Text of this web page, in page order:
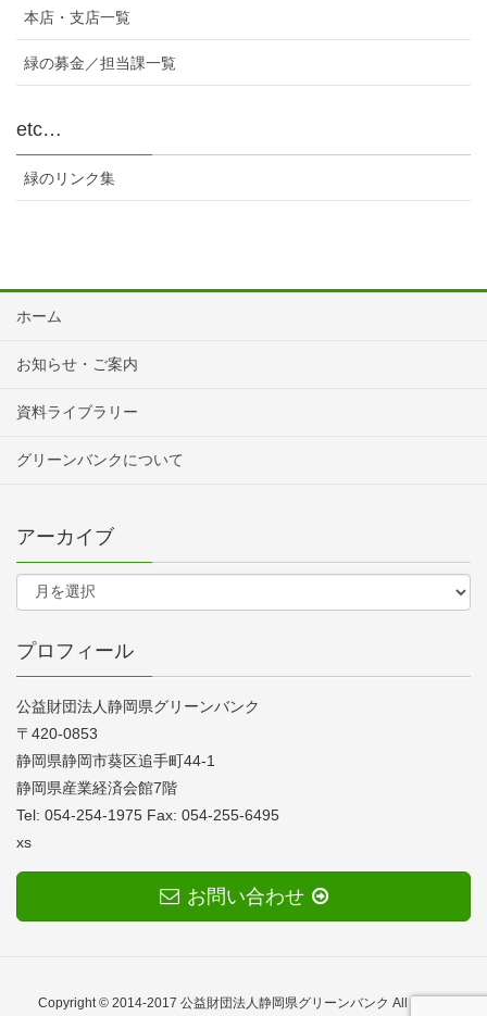
本店・支店一覧
緑の募金／担当課一覧
etc…
緑のリンク集
ホーム
お知らせ・ご案内
資料ライブラリー
グリーンバンクについて
アーカイブ
プロフィール
公益財団法人静岡県グリーンバンク
〒420-0853
静岡県静岡市葵区追手町44-1
静岡県産業経済会館7階
Tel: 054-254-1975 Fax: 054-255-6495
xs
お問い合わせ
Copyright © 2014-2017 公益財団法人静岡県グリーンバンク All Rights